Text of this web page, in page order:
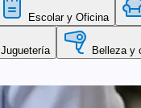
Escolar y Oficina
Juguetería Belleza y